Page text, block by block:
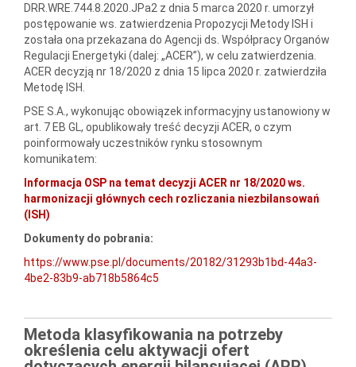
DRR.WRE.744.8.2020.JPa2 z dnia 5 marca 2020 r. umorzył
postępowanie ws. zatwierdzenia Propozycji Metody ISH i
została ona przekazana do Agencji ds. Współpracy Organów
Regulacji Energetyki (dalej: „ACER”), w celu zatwierdzenia.
ACER decyzją nr 18/2020 z dnia 15 lipca 2020 r. zatwierdziła
Metodę ISH.
PSE S.A., wykonując obowiązek informacyjny ustanowiony w
art. 7 EB GL, opublikowały treść decyzji ACER, o czym
poinformowały uczestników rynku stosownym
komunikatem:
Informacja OSP na temat decyzji ACER nr 18/2020 ws.
harmonizacji głównych cech rozliczania niezbilansowań
(ISH)
Dokumenty do pobrania:
https://www.pse.pl/documents/20182/31293b1bd-44a3-
4be2-83b9-ab718b5864c5
Metoda klasyfikowania na potrzeby
określenia celu aktywacji ofert